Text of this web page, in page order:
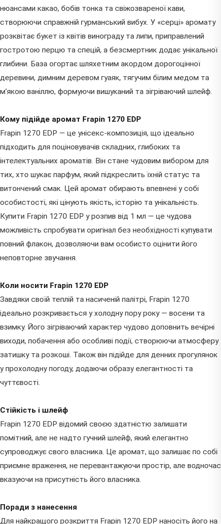
нюансами какао, бобів тонка та свіжозвареної кави,
створюючи справжній гурманський вибух. У «серці» аромату
розквітає букет із квітів винограду та липи, приправлений
гостротою перцю та спецій, а безсмертник додає унікальної
глибини. База огортає шляхетним акордом дорогоцінної
деревини, димним деревом гуаяк, тягучим білим медом та
м'якою ваніллю, формуючи вишуканий та зігріваючий шлейф.
Кому підійде аромат Frapin 1270 EDP
Frapin 1270 EDP — це унісекс-композиція, що ідеально
підходить для поціновувачів складних, глибоких та
інтелектуальних ароматів. Він стане чудовим вибором для
тих, хто шукає парфум, який підкреслить їхній статус та
витончений смак. Цей аромат обирають впевнені у собі
особистості, які цінують якість, історію та унікальність.
Купити Frapin 1270 EDP у розпив від 1 мл — це чудова
можливість спробувати оригінал без необхідності купувати
повний флакон, дозволяючи вам особисто оцінити його
неповторне звучання.
Коли носити Frapin 1270 EDP
Завдяки своїй теплій та насиченій палітрі, Frapin 1270
ідеально розкривається у холодну пору року — восени та
взимку. Його зігріваючий характер чудово доповнить вечірні
виходи, побачення або особливі події, створюючи атмосферу
затишку та розкоші. Також він підійде для денних прогулянок
у прохолодну погоду, додаючи образу елегантності та
чуттєвості.
Стійкість і шлейф
Frapin 1270 EDP відомий своєю здатністю залишати
помітний, але не надто гучний шлейф, який елегантно
супроводжує свого власника. Це аромат, що залишає по собі
приємне враження, не перевантажуючи простір, але водночас
вказуючи на присутність його власника.
Поради з нанесення
Для найкращого розкриття Frapin 1270 EDP наносіть його на